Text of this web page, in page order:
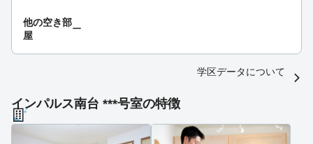
他の空き部
屋
ー
学区データについて
インパルス南台 ***号室の特徴